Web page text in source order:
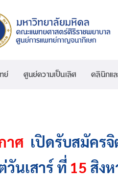
ย์ ศูนย์ความเป็นเลิศ คลินิกแ
าศ เปิดรับสมัคร
วันเสาร์ ที่ 15 สิง